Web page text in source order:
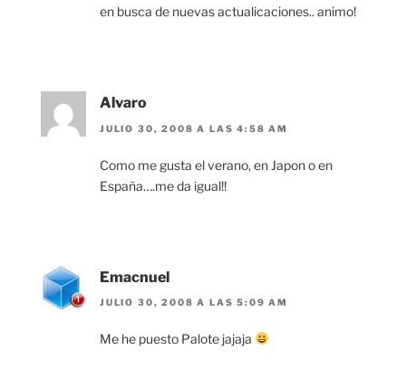
en busca de nuevas actualicaciones.. animo!
Alvaro
JULIO 30, 2008 A LAS 4:58 AM
Como me gusta el verano, en Japon o en
España….me da igual!!
Emacnuel
JULIO 30, 2008 A LAS 5:09 AM
Me he puesto Palote jajaja